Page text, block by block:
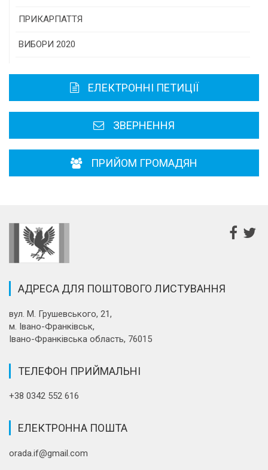
ПРИКАРПАТТЯ
Історична довідка
Районні, міські ради
ВИБОРИ 2020
ЕЛЕКТРОННІ ПЕТИЦІЇ
ЗВЕРНЕННЯ
ПРИЙОМ ГРОМАДЯН
АДРЕСА ДЛЯ ПОШТОВОГО ЛИСТУВАННЯ
вул. М. Грушевського, 21,
м. Івано-Франківськ,
Івано-Франківська область, 76015
ТЕЛЕФОН ПРИЙМАЛЬНІ
+38 0342 552 616
ЕЛЕКТРОННА ПОШТА
orada.if@gmail.com